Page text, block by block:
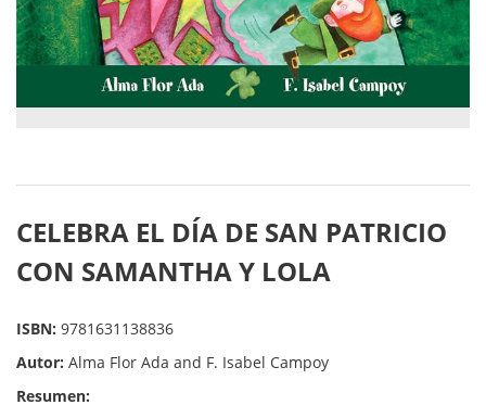
CELEBRA EL DÍA DE SAN PATRICIO
CON SAMANTHA Y LOLA
ISBN: 9781631138836
Autor: Alma Flor Ada and F. Isabel Campoy
Resumen: